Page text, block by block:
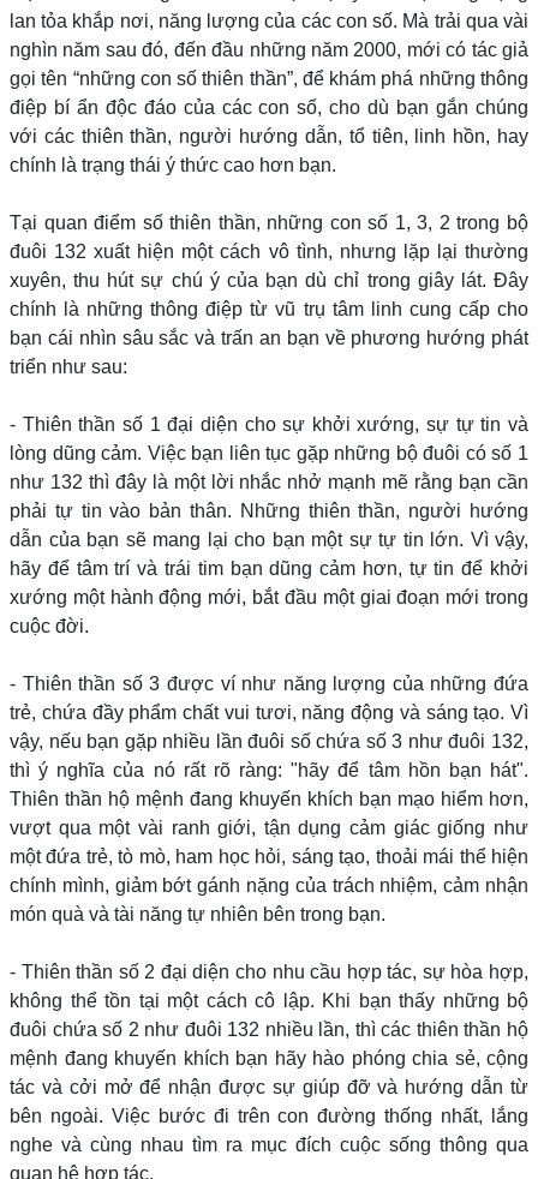
lan tỏa khắp nơi, năng lượng của các con số. Mà trải qua vài
nghìn năm sau đó, đến đầu những năm 2000, mới có tác giả
gọi tên “những con số thiên thần”, để khám phá những thông
điệp bí ẩn độc đáo của các con số, cho dù bạn gắn chúng
với các thiên thần, người hướng dẫn, tổ tiên, linh hồn, hay
chính là trạng thái ý thức cao hơn bạn.
Tại quan điểm số thiên thần, những con số 1, 3, 2 trong bộ
đuôi 132 xuất hiện một cách vô tình, nhưng lặp lại thường
xuyên, thu hút sự chú ý của bạn dù chỉ trong giây lát. Đây
chính là những thông điệp từ vũ trụ tâm linh cung cấp cho
bạn cái nhìn sâu sắc và trấn an bạn về phương hướng phát
triển như sau:
- Thiên thần số 1 đại diện cho sự khởi xướng, sự tự tin và
lòng dũng cảm. Việc bạn liên tục gặp những bộ đuôi có số 1
như 132 thì đây là một lời nhắc nhở mạnh mẽ rằng bạn cần
phải tự tin vào bản thân. Những thiên thần, người hướng
dẫn của bạn sẽ mang lại cho bạn một sự tự tin lớn. Vì vậy,
hãy để tâm trí và trái tim bạn dũng cảm hơn, tự tin để khởi
xướng một hành động mới, bắt đầu một giai đoạn mới trong
cuộc đời.
- Thiên thần số 3 được ví như năng lượng của những đứa
trẻ, chứa đầy phẩm chất vui tươi, năng động và sáng tạo. Vì
vậy, nếu bạn gặp nhiều lần đuôi số chứa số 3 như đuôi 132,
thì ý nghĩa của nó rất rõ ràng: "hãy để tâm hồn bạn hát".
Thiên thần hộ mệnh đang khuyến khích bạn mạo hiểm hơn,
vượt qua một vài ranh giới, tận dụng cảm giác giống như
một đứa trẻ, tò mò, ham học hỏi, sáng tạo, thoải mái thể hiện
chính mình, giảm bớt gánh nặng của trách nhiệm, cảm nhận
món quà và tài năng tự nhiên bên trong bạn.
- Thiên thần số 2 đại diện cho nhu cầu hợp tác, sự hòa hợp,
không thể tồn tại một cách cô lập. Khi bạn thấy những bộ
đuôi chứa số 2 như đuôi 132 nhiều lần, thì các thiên thần hộ
mệnh đang khuyến khích bạn hãy hào phóng chia sẻ, cộng
tác và cởi mở để nhận được sự giúp đỡ và hướng dẫn từ
bên ngoài. Việc bước đi trên con đường thống nhất, lắng
nghe và cùng nhau tìm ra mục đích cuộc sống thông qua
quan hệ hợp tác.